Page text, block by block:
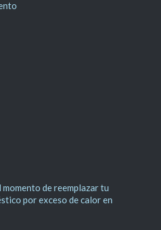
momento de reemplazar tu
por exceso de calor en